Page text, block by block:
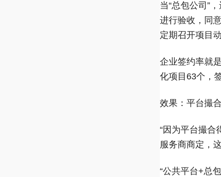
当“总包公司”
进行验收，同
定期召开项目
企业签约率就
化项目63个，
效果：平台撮
“因为平台撮合
服务商商定，
“公共平台+总